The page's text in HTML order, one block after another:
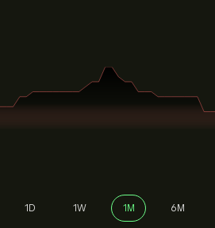
1D 1W 1M 6M